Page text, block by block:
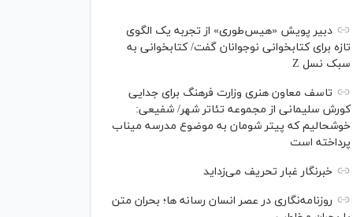
دبیر پویش «هیس‌طوری» از تجربه یک الگوی
تازه برای کتابخوانی نوجوانان گفت/ کتابخوانی به
سبک نسل Z
تاسف معاون هنری وزارت فرهنگ برای جدایی
کورش سلیمانی از مجموعه تئاتر شهر/ شفیعی:
خوشحالیم که پیتر شومان به موضوع مدرسه میناب
پرداخته است
خبرنگار غبار تحریف می‌زداید
روزنامه‌نگاری در عصر انسان رسانه ها؛ بحران متن